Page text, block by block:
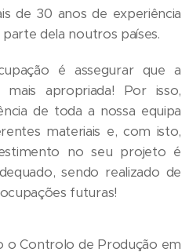
de 30 anos de experiência
dela noutros países.
é assegurar que a
apropriada! Por isso,
de toda a nossa equipa
materiais e, com isto,
no seu projeto é
sendo realizado de
futuras!
de Produção em